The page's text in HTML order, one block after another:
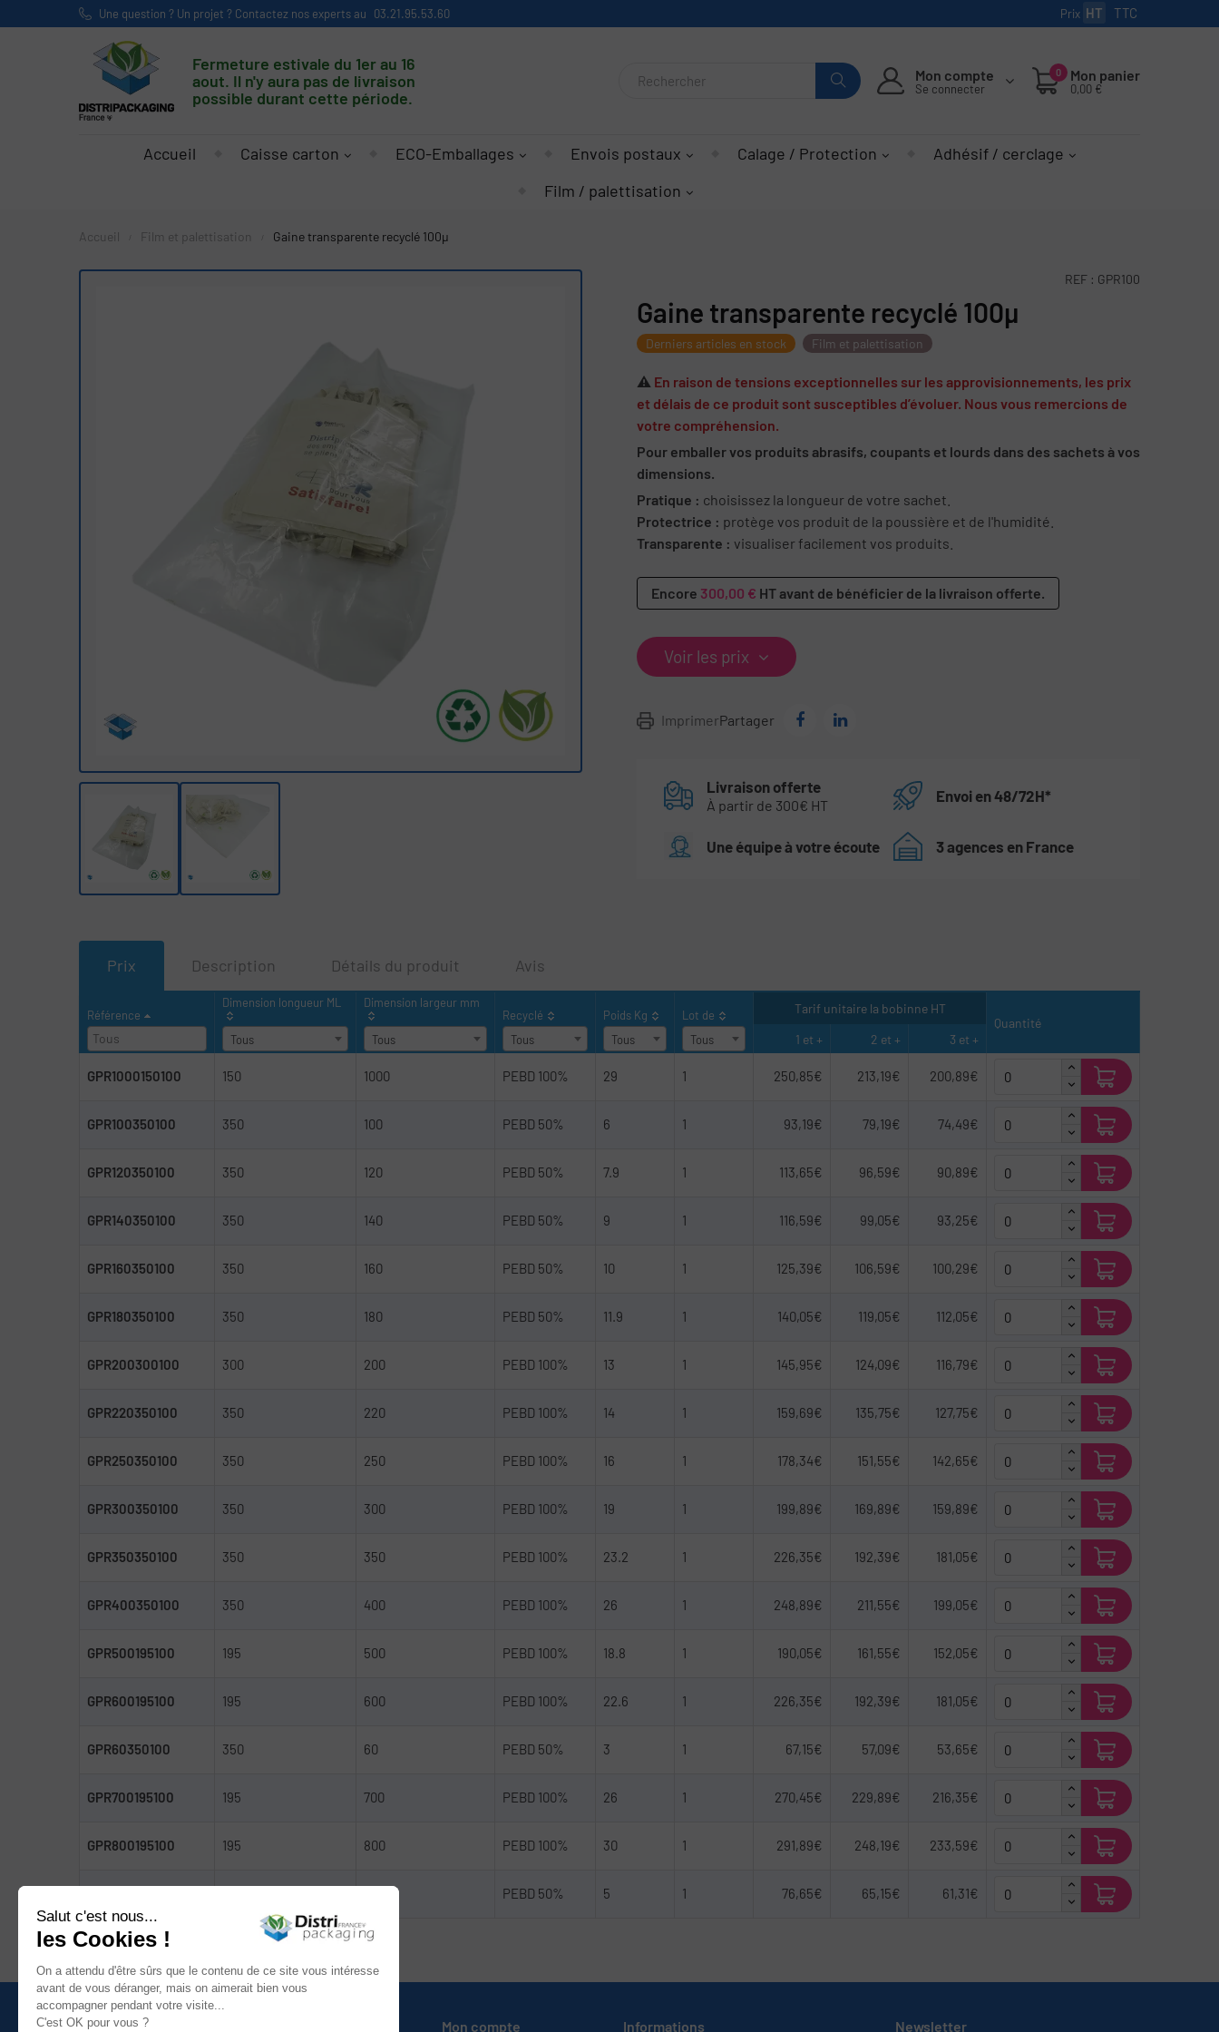
Une question ? Un projet ? Contactez nos experts au 03.21.95.53.60 Prix HT TTC
Fermeture estivale du 1er au 16
aout. Il n'y aura pas de livraison
possible durant cette période.
Mon compte
Se connecter
0 Mon panier
0,00 €
Accueil Caisse carton ECO-Emballages Envois postaux Calage / Protection
Adhésif / cerclage
Film / palettisation
Accueil Film et palettisation Gaine transparente recyclé 100µ
REF : GPR100
Gaine transparente recyclé 100µ
Derniers articles en stock Film et palettisation
⚠️ En raison de tensions exceptionnelles sur les approvisionnements, les prix
et délais de ce produit sont susceptibles d’évoluer. Nous vous remercions de
votre compréhension.
Pour emballer vos produits abrasifs, coupants et lourds dans des sachets à vos
dimensions.
Pratique : choisissez la longueur de votre sachet.
Protectrice : protège vos produit de la poussière et de l'humidité.
Transparente : visualiser facilement vos produits.
Encore 300,00 € HT avant de bénéficier de la livraison offerte.
Voir les prix
ImprimerPartager
Livraison offerte
À partir de 300€ HT
Envoi en 48/72H*
Une équipe à votre écoute 3 agences en France
Prix Description Détails du produit Avis
Référence
Dimension longueur ML
Tous
Dimension largeur mm
Tous
Recyclé
Tous
Poids Kg
Tous
Lot de
Tous
Tarif unitaire la bobinne HT
Quantité
1 et +
2 et + 3 et +
GPR1000150100 150 1000 PEBD 100% 29 1 250,85€ 213,19€ 200,89€
GPR100350100 350 100 PEBD 50% 6 1 93,19€ 79,19€ 74,49€
GPR120350100 350 120 PEBD 50% 7.9 1 113,65€ 96,59€ 90,89€
GPR140350100 350 140 PEBD 50% 9 1 116,59€ 99,05€ 93,25€
GPR160350100 350 160 PEBD 50% 10 1 125,39€ 106,59€ 100,29€
GPR180350100 350 180 PEBD 50% 11.9 1 140,05€ 119,05€ 112,05€
GPR200300100 300 200 PEBD 100% 13 1 145,95€ 124,09€ 116,79€
GPR220350100 350 220 PEBD 100% 14 1 159,69€ 135,75€ 127,75€
GPR250350100 350 250 PEBD 100% 16 1 178,34€ 151,55€ 142,65€
GPR300350100 350 300 PEBD 100% 19 1 199,89€ 169,89€ 159,89€
GPR350350100 350 350 PEBD 100% 23.2 1 226,35€ 192,39€ 181,05€
GPR400350100 350 400 PEBD 100% 26 1 248,89€ 211,55€ 199,05€
GPR500195100 195 500 PEBD 100% 18.8 1 190,05€ 161,55€ 152,05€
GPR600195100 195 600 PEBD 100% 22.6 1 226,35€ 192,39€ 181,05€
GPR60350100 350 60 PEBD 50% 3 1 67,15€ 57,09€ 53,65€
GPR700195100 195 700 PEBD 100% 26 1 270,45€ 229,89€ 216,35€
GPR800195100 195 800 PEBD 100% 30 1 291,89€ 248,19€ 233,59€
PEBD 50% 5 1 76,65€ 65,15€ 61,31€
Nous contacter Mon compte Informations Newsletter